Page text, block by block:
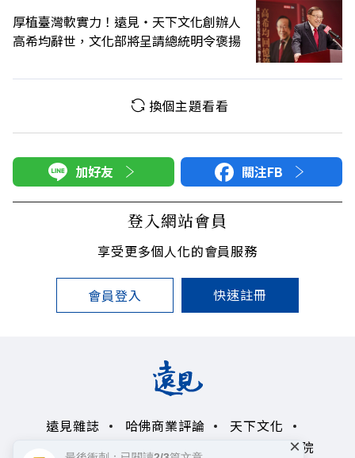
厚植臺灣軟實力！遠見‧天下文化創辦人
高希均辭世，文化部將呈請總統明令褒揚
換個主題看看
加好友 關注FB
登入網站會員
享受更多個人化的會員服務
會員登入 快速註冊
遠見雜誌 哈佛商業評論
天下文化
未來親子學習平台
50+ 領導影響力學院
×